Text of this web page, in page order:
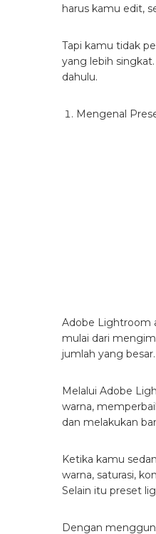
harus kamu edit,
Tapi kamu tidak
yang lebih
dahulu.
Mengenal
Adobe Lightroom
mulai dari
jumlah yang besar.
Melalui Adobe
warna,
dan melakukan
Ketika kamu
warna, saturasi,
Selain itu preset
Dengan